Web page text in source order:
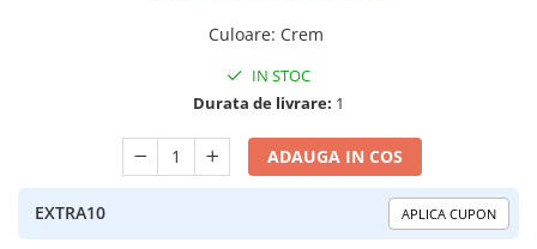
Culoare: Crem
IN STOC
Durata de livrare: 1
ADAUGA IN COS
EXTRA10 APLICA CUPON